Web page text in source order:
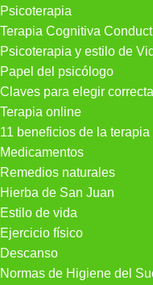
Psicoterapia
Terapia Cognitiva
Psicoterapia y estilo de
Papel del psicólogo
Claves para elegir
Terapia online
11 beneficios de la terapia
Medicamentos
Remedios naturales
Hierba de San Juan
Estilo de vida
Ejercicio físico
Descanso
Normas de Higiene del